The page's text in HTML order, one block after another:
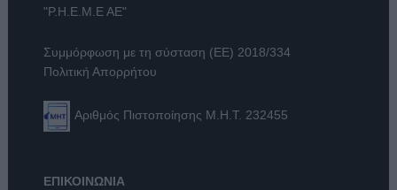
"Ρ.Η.Ε.Μ.Ε ΑΕ"
Συμμόρφωση με τη σύσταση (ΕΕ) 2018/334
Πολιτική Απορρήτου
Αριθμός Πιστοποίησης Μ.Η.Τ. 232455
ΕΠΙΚΟΙΝΩΝΙΑ